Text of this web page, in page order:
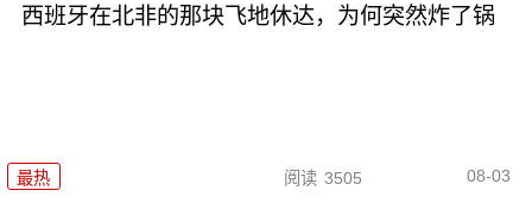
西班牙在北非的那块飞地休达，为何突然炸了锅
最热 阅读 3505 08-03